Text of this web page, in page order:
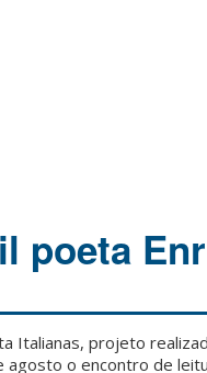
poeta
Italianas, projeto
agosto o encontro de